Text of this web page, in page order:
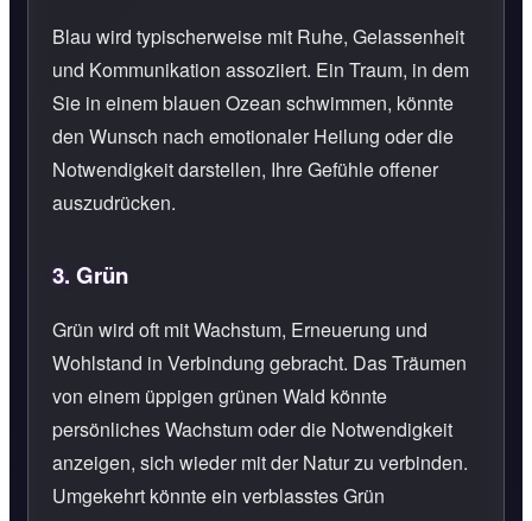
Blau wird typischerweise mit Ruhe, Gelassenheit
und Kommunikation assoziiert. Ein Traum, in dem
Sie in einem blauen Ozean schwimmen, könnte
den Wunsch nach emotionaler Heilung oder die
Notwendigkeit darstellen, Ihre Gefühle offener
auszudrücken.
3. Grün
Grün wird oft mit Wachstum, Erneuerung und
Wohlstand in Verbindung gebracht. Das Träumen
von einem üppigen grünen Wald könnte
persönliches Wachstum oder die Notwendigkeit
anzeigen, sich wieder mit der Natur zu verbinden.
Umgekehrt könnte ein verblasstes Grün